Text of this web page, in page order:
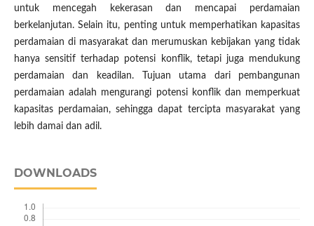
untuk mencegah kekerasan dan mencapai perdamaian
berkelanjutan. Selain itu, penting untuk memperhatikan kapasitas
perdamaian di masyarakat dan merumuskan kebijakan yang tidak
hanya sensitif terhadap potensi konflik, tetapi juga mendukung
perdamaian dan keadilan. Tujuan utama dari pembangunan
perdamaian adalah mengurangi potensi konflik dan memperkuat
kapasitas perdamaian, sehingga dapat tercipta masyarakat yang
lebih damai dan adil.
DOWNLOADS